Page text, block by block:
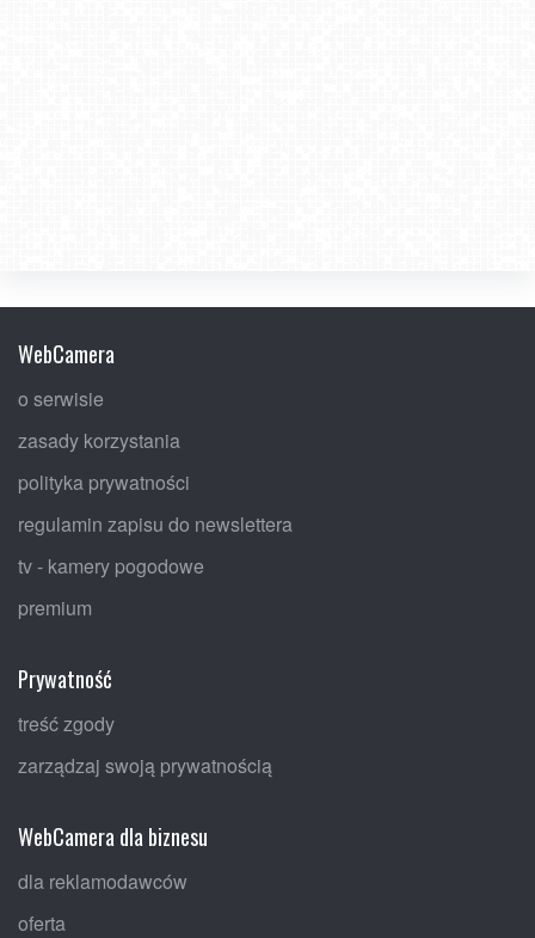
WebCamera
o serwisie
zasady korzystania
polityka prywatności
regulamin zapisu do newslettera
tv - kamery pogodowe
premium
Prywatność
treść zgody
zarządzaj swoją prywatnością
WebCamera dla biznesu
dla reklamodawców
oferta